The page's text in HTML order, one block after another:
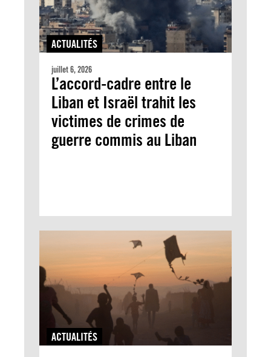
ACTUALITÉS
juillet 6, 2026
L’accord-cadre entre le
Liban et Israël trahit les
victimes de crimes de
guerre commis au Liban
ACTUALITÉS